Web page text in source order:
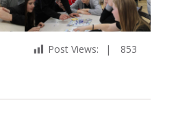
Post Views: 853